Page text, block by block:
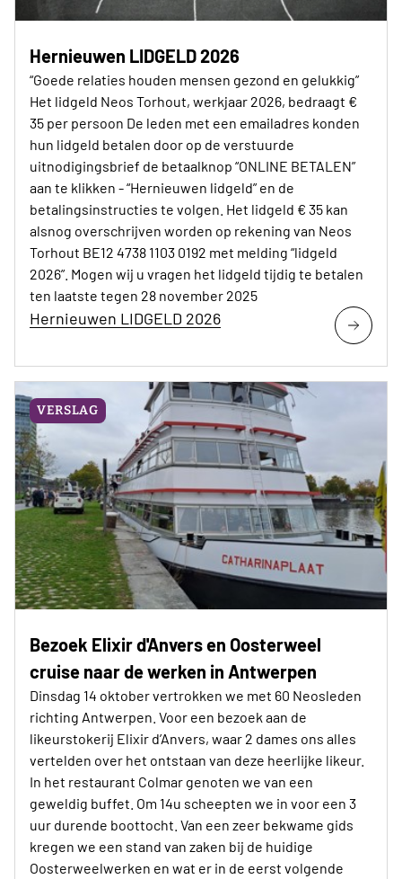
Hernieuwen LIDGELD 2026
“Goede relaties houden mensen gezond en gelukkig”
Het lidgeld Neos Torhout, werkjaar 2026, bedraagt €
35 per persoon De leden met een emailadres konden
hun lidgeld betalen door op de verstuurde
uitnodigingsbrief de betaalknop “ONLINE BETALEN”
aan te klikken - “Hernieuwen lidgeld” en de
betalingsinstructies te volgen. Het lidgeld € 35 kan
alsnog overschrijven worden op rekening van Neos
Torhout BE12 4738 1103 0192 met melding “lidgeld
2026”. Mogen wij u vragen het lidgeld tijdig te betalen
ten laatste tegen 28 november 2025
Hernieuwen LIDGELD 2026
VERSLAG
Bezoek Elixir d'Anvers en Oosterweel
cruise naar de werken in Antwerpen
Dinsdag 14 oktober vertrokken we met 60 Neosleden
richting Antwerpen. Voor een bezoek aan de
likeurstokerij Elixir d’Anvers, waar 2 dames ons alles
vertelden over het ontstaan van deze heerlijke likeur.
In het restaurant Colmar genoten we van een
geweldig buffet. Om 14u scheepten we in voor een 3
uur durende boottocht. Van een zeer bekwame gids
kregen we een stand van zaken bij de huidige
Oosterweelwerken en wat er in de eerst volgende